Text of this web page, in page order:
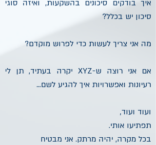
איך בודקים סיכונים בהשקעות, ואיזה סוגי
סיכון יש בכלל?
מה אני צריך לעשות כדי לפרוש מוקדם?
אם אני רוצה ש-XYZ יקרה בעתיד, תן לי
רעיונות ואפשרויות איך להגיע לשם...
ועוד ועוד,
תפתיעו אותי.
בכל מקרה, יהיה מרתק. אני מבטיח